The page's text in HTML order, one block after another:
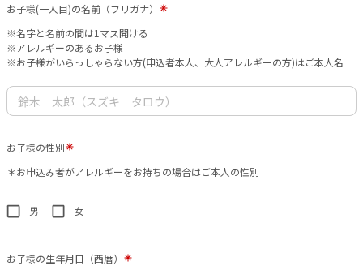
お子様(一人目)の名前（フリガナ）
※名字と名前の間は1マス開ける
※アレルギーのあるお子様
※お子様がいらっしゃらない方(申込者本人、大人アレルギーの方)はご本人名
お子様の性別
＊お申込み者がアレルギーをお持ちの場合はご本人の性別
男 女
お子様の生年月日（西暦）